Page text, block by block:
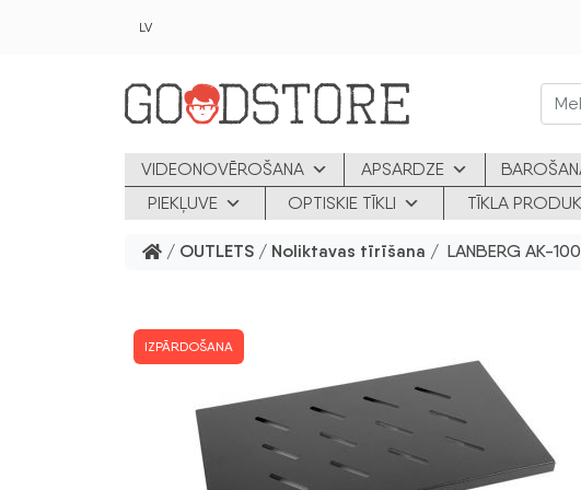
LV
VIDEONOVĒROŠANA APSARDZE
PIEKĻUVE
OPTISKIE TĪKLI TĪKLA
/ OUTLETS / Noliktavas tīrīšana / LANBERG AK-
IZPĀRDOŠANA